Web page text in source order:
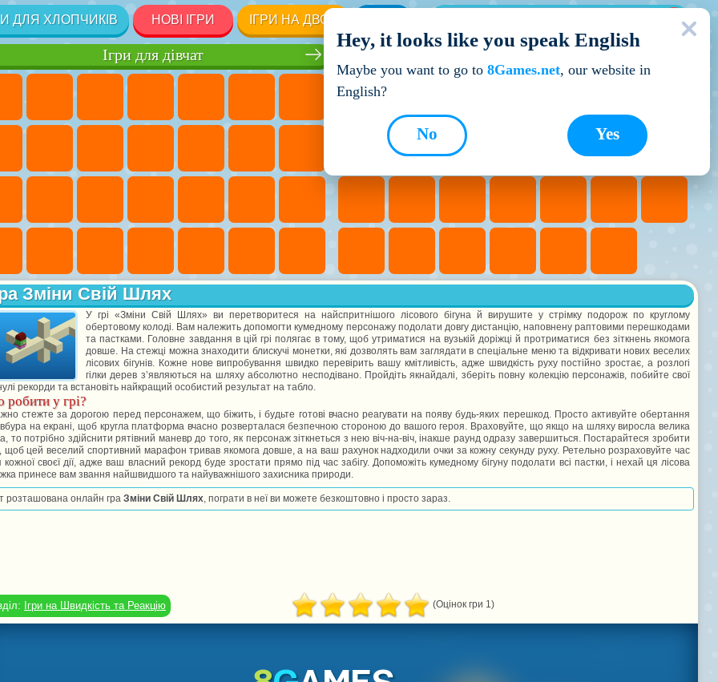
ДЛЯ ХЛОПЧИКІВ НОВІ ІГРИ ІГРИ НА ДВОХ
Кращі ігри
Ігри для дівчат
Зміни Свій Шлях
У грі «Зміни Свій Шлях» ви перетворитеся на найспритнішого лісового бігуна й вирушите у стрімку подорож по круглому
обертовому колоді. Вам належить допомогти кумедному персонажу подолати довгу дистанцію, наповнену раптовими перешкодами
та пастками. Головне завдання в цій грі полягає в тому, щоб утриматися на вузькій доріжці й протриматися без зіткнень якомога
довше. На стежці можна знаходити блискучі монетки, які дозволять вам заглядати в спеціальне меню та відкривати нових веселих
лісових бігунів. Кожне нове випробування швидко перевірить вашу кмітливість, адже швидкість руху постійно зростає, а розлогі
гілки дерев з’являються на шляху абсолютно несподівано. Пройдіть якнайдалі, зберіть повну колекцію персонажів, побийте свої
рекорди та встановіть найкращий особистий результат на табло.
у грі?
стежте за дорогою перед персонажем, що біжить, і будьте готові вчасно реагувати на появу будь-яких перешкод. Просто активуйте обертання
на екрані, щоб кругла платформа вчасно розверталася безпечною стороною до вашого героя. Враховуйте, що якщо на шляху виросла велика
то потрібно здійснити рятівний маневр до того, як персонаж зіткнеться з нею віч-на-віч, інакше раунд одразу завершиться. Постарайтеся зробити
щоб цей веселий спортивний марафон тривав якомога довше, а на ваш рахунок надходили очки за кожну секунду руху. Ретельно розраховуйте час
кожної своєї дії, адже ваш власний рекорд буде зростати прямо під час забігу. Допоможіть кумедному бігуну подолати всі пастки, і нехай ця лісова
принесе вам звання найшвидшого та найуважнішого захисника природи.
розташована онлайн гра Зміни Свій Шлях, пограти в неї ви можете безкоштовно і просто зараз.
Ігри на Швидкість та Реакцію (Оцінок гри 1)
Hey, it looks like you speak English
Maybe you want to go to 8Games.net, our website in
English?
Yes
No